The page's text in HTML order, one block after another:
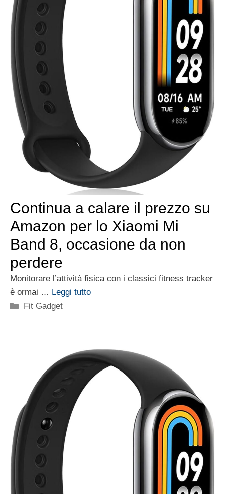
Continua a calare il prezzo su
Amazon per lo Xiaomi Mi
Band 8, occasione da non
perdere
Monitorare l’attività fisica con i classici fitness tracker
è ormai … Leggi tutto
Categorie
Fit Gadget